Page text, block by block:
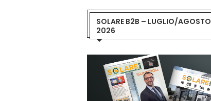
SOLARE B2B – LUGLIO/AGOSTO
2026